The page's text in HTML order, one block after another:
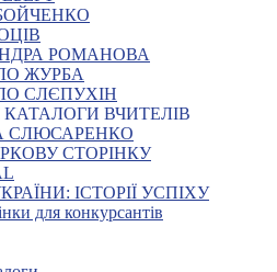
РОМАНОВА
ЖУРБА
СЛЄПУХІН
КАТАЛОГИ ВЧИТЕЛІВ
СЛЮСАРЕНКО
СТОРІНКУ
ІСТОРІЇ УСПІХУ
для конкурсантів